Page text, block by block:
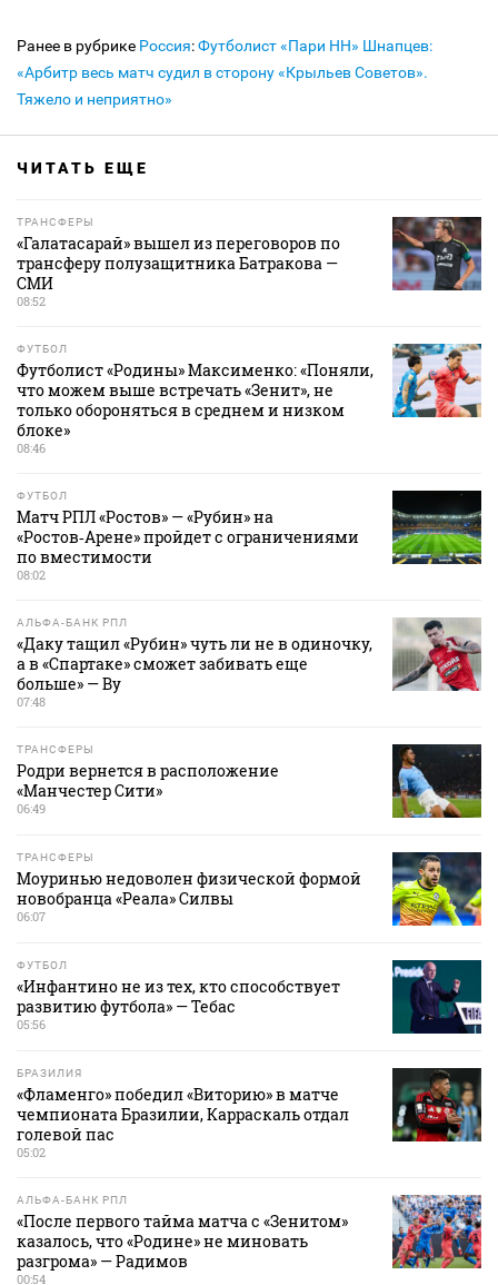
Ранее в рубрике Россия:Футболист «Пари НН» Шнапцев:
«Арбитр весь матч судил в сторону «Крыльев Советов».
Тяжело и неприятно»
ЧИТАТЬ ЕЩЕ
ТРАНСФЕРЫ
«Галатасарай» вышел из переговоров по
трансферу полузащитника Батракова —
СМИ
08:52
ФУТБОЛ
Футболист «Родины» Максименко: «Поняли,
что можем выше встречать «Зенит», не
только обороняться в среднем и низком
блоке»
08:46
ФУТБОЛ
Матч РПЛ «Ростов» — «Рубин» на
«Ростов‑Арене» пройдет с ограничениями
по вместимости
08:02
АЛЬФА-БАНК РПЛ
«Даку тащил «Рубин» чуть ли не в одиночку,
а в «Спартаке» сможет забивать еще
больше» — Ву
07:48
ТРАНСФЕРЫ
Родри вернется в расположение
«Манчестер Сити»
06:49
ТРАНСФЕРЫ
Моуринью недоволен физической формой
новобранца «Реала» Силвы
06:07
ФУТБОЛ
«Инфантино не из тех, кто способствует
развитию футбола» — Тебас
05:56
БРАЗИЛИЯ
«Фламенго» победил «Виторию» в матче
чемпионата Бразилии, Карраскаль отдал
голевой пас
05:02
АЛЬФА-БАНК РПЛ
«После первого тайма матча с «Зенитом»
казалось, что «Родине» не миновать
разгрома» — Радимов
00:54